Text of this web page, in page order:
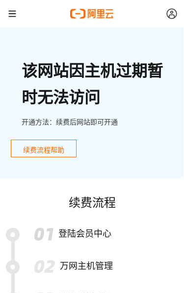
该网站因主机过期暂
时无法访问
开通方法：续费后网站即可开通
续费流程帮助
续费流程
登陆会员中心
万网主机管理